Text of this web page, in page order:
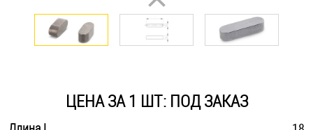
Оснастка и аксессуары для яхт
ЦЕНА ЗА 1 ШТ: ПОД ЗАКАЗ